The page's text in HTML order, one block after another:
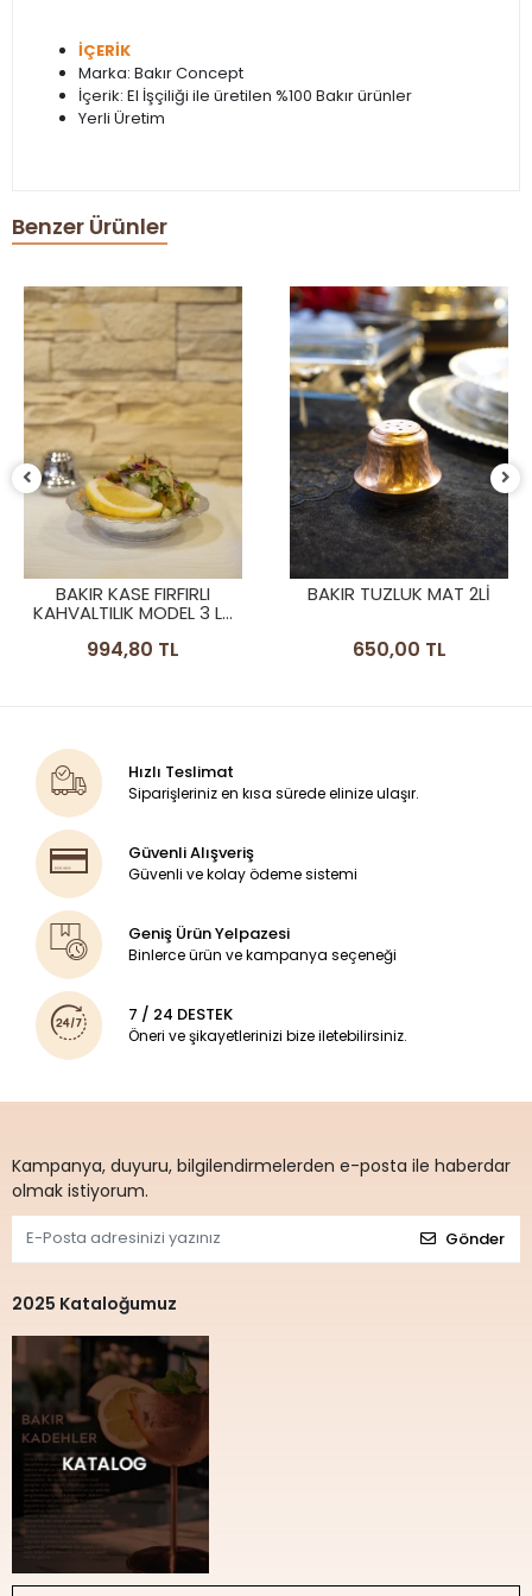
İÇERİK
Marka: Bakır Concept
İçerik: El İşçiliği ile üretilen %100 Bakır ürünler
Yerli Üretim
Benzer Ürünler
BAKIR KASE FIRFIRLI
KAHVALTILIK MODEL 3 LÜ
994,80 TL
BAKIR TUZLUK MAT 2Lİ
650,00 TL
Hızlı Teslimat
Siparişleriniz en kısa sürede elinize ulaşır.
Güvenli Alışveriş
Güvenli ve kolay ödeme sistemi
Geniş Ürün Yelpazesi
Binlerce ürün ve kampanya seçeneği
7 / 24 DESTEK
Öneri ve şikayetlerinizi bize iletebilirsiniz.
Kampanya, duyuru, bilgilendirmelerden e-posta ile haberdar
olmak istiyorum.
Gönder
2025 Kataloğumuz